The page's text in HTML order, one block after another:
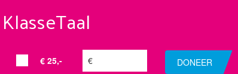
€ 25,- DONEER